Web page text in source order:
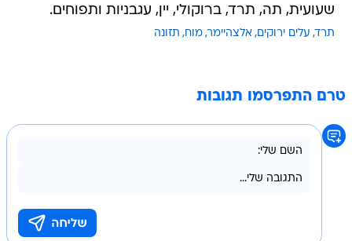
שעועית, תה, תרד, ברוקולי, יין, עגבניות ותפוחים.
תרד עלים ירוקים אלצהיימר מוח תזונה
טרם התפרסמו תגובות